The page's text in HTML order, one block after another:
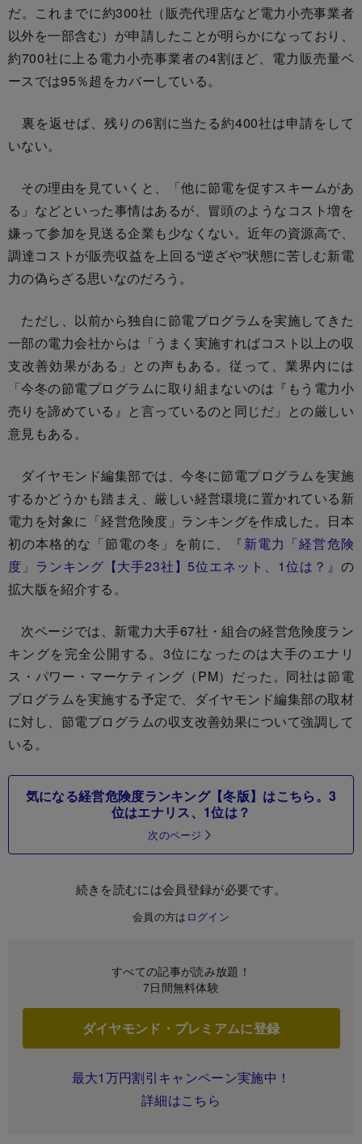
だ。これまでに約300社（販売代理店など電力小売事業者
以外を一部含む）が申請したことが明らかになっており、
約700社に上る電力小売事業者の4割ほど、電力販売量ベ
ースでは95％超をカバーしている。
裏を返せば、残りの6割に当たる約400社は申請をして
いない。
その理由を見ていくと、「他に節電を促すスキームがあ
る」などといった事情はあるが、冒頭のようなコスト増を
嫌って参加を見送る企業も少なくない。近年の資源高で、
調達コストが販売収益を上回る“逆ざや”状態に苦しむ新電
力の偽らざる思いなのだろう。
ただし、以前から独自に節電プログラムを実施してきた
一部の電力会社からは「うまく実施すればコスト以上の収
支改善効果がある」との声もある。従って、業界内には
「今冬の節電プログラムに取り組まないのは『もう電力小
売りを諦めている』と言っているのと同じだ」との厳しい
意見もある。
ダイヤモンド編集部では、今冬に節電プログラムを実施
するかどうかも踏まえ、厳しい経営環境に置かれている新
電力を対象に「経営危険度」ランキングを作成した。日本
初の本格的な「節電の冬」を前に、
『新電力「経営危険
度」ランキング【大手23社】5位エネット、1位は？』 の
拡大版を紹介する。
次ページでは、新電力大手67社・組合の経営危険度ラン
キングを完全公開する。3位になったのは大手のエナリ
ス・パワー・マーケティング（PM）だった。同社は節電
プログラムを実施する予定で、ダイヤモンド編集部の取材
に対し、節電プログラムの収支改善効果について強調して
いる。
気になる経営危険度ランキング【冬版】はこちら。3
位はエナリス、1位は？
次のページ
続きを読むには会員登録が必要です。
会員の方は ログイン
すべての記事が読み放題！
7日間無料体験
ダイヤモンド・プレミアムに登録
最大1万円割引キャンペーン実施中！
詳細はこちら